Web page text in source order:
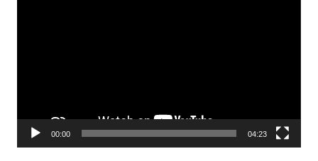
00:00 04:23